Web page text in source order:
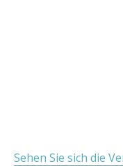
Sehen Sie sich die